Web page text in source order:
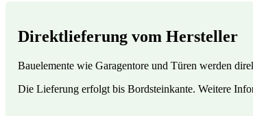
Direktlieferung vom Hersteller
Bauelemente wie Garagentore und Türen werden
Die Lieferung erfolgt bis Bordsteinkante. Weitere